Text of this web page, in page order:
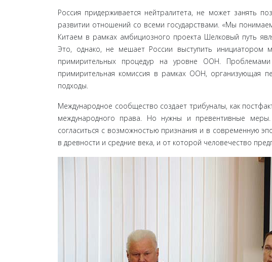
Россия придерживается нейтралитета, не может занять
развитии отношений со всеми государствами. «Мы
Ки­таем в рамках амбициозного проекта Шелковый путь
Это, одна­ко, не мешает России выступить инициатором
примирительных процедур на уровне ООН.
примирительная комиссия в рамках ООН, организующая
подходы.
Международное сообщество создает трибуналы, как
международного права. Но нужны и превентивные
согласиться с возможностью признания и в современную
в древности и средние века, и от которой человечество